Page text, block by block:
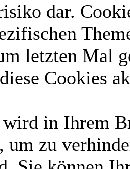
dar.
letzten Mal
Cookies
in Ihrem
um zu